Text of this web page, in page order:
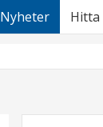
Nyheter Hitta